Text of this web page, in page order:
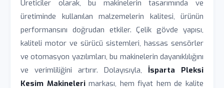
Üreticiler olarak, bu makinelerin tasarımında ve
üretiminde kullanılan malzemelerin kalitesi, ürünün
performansını doğrudan etkiler. Çelik gövde yapısı,
kaliteli motor ve sürücü sistemleri, hassas sensörler
ve otomasyon yazılımları, bu makinelerin dayanıklılığını
ve verimliliğini artırır. Dolayısıyla, İsparta Pleksi
Kesim Makinelerimarkası, hem fiyat hem de kalite